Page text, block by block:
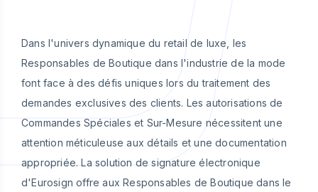
Dans l'univers dynamique du retail de luxe, les
Responsables de Boutique dans l'industrie de la mode
font face à des défis uniques lors du traitement des
demandes exclusives des clients. Les autorisations de
Commandes Spéciales et Sur-Mesure nécessitent une
attention méticuleuse aux détails et une documentation
appropriée. La solution de signature électronique
d'Eurosign offre aux Responsables de Boutique dans le